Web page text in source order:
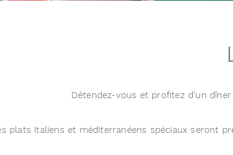
Détendez-vous et profitez d'un
plats italiens et méditerranéens spéciaux seront